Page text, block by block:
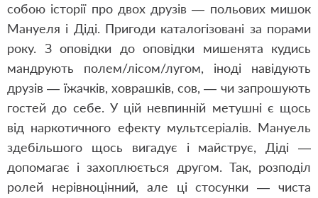
собою історії про двох друзів — польових мишок
Мануеля і Діді. Пригоди каталогізовані за порами
року. З оповідки до оповідки мишенята кудись
мандрують полем/лісом/лугом, іноді навідують
друзів — їжачків, ховрашків, сов, — чи запрошують
гостей до себе. У цій невпинній метушні є щось
від наркотичного ефекту мультсеріалів. Мануель
здебільшого щось вигадує і майструє, Діді —
допомагає і захоплюється другом. Так, розподіл
ролей нерівноцінний, але ці стосунки — чиста